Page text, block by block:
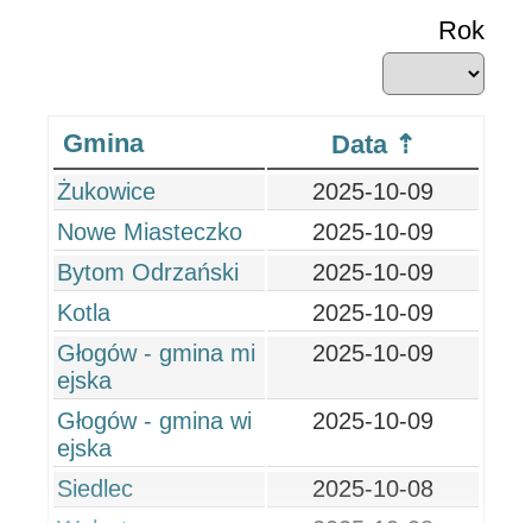
Rok
Gmina Data
Żukowice
2025-10-09
Nowe Miasteczko
2025-10-09
Bytom Odrzański
2025-10-09
Kotla
2025-10-09
Głogów - gmina mi
ejska
2025-10-09
Głogów - gmina wi
ejska
2025-10-09
Siedlec
2025-10-08